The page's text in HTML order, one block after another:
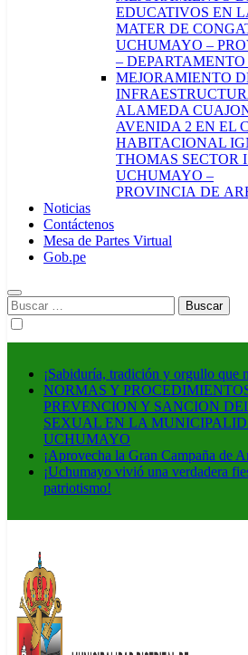
EDUCATIVOS EN
MATER DE
UCHUMAYO –
–
MEJORAMIENTO
ALAMEDA
AVENIDA 2 EN EL
HABITACIONAL
THOMAS SECTOR
UCHUMAYO –
PROVINCIA DE
Noticias
Contáctenos
Mesa de Partes Virtual
Gob.pe
Buscar:
¡Sabiduría, tradición y orgullo que
NORMAS Y
PREVENCION Y SANCION
SEXUAL EN LA
UCHUMAYO
¡Aprovecha la Gran Campaña de
¡Uchumayo vivió una verdadera
patriotismo!